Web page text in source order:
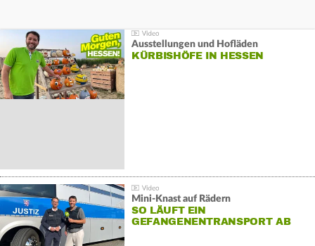
Ausstellungen und Hofläden
KÜRBISHÖFE IN HESSEN
Mini-Knast auf Rädern
SO LÄUFT EIN
GEFANGENENTRANSPORT AB